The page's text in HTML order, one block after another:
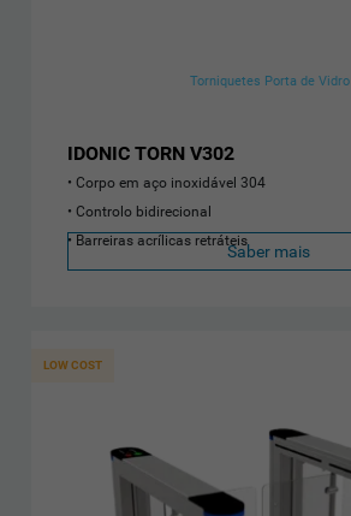
Torniquetes Porta de Vidro
IDONIC TORN V302
Corpo em aço inoxidável 304
Controlo bidirecional
Barreiras acrílicas retráteis
Saber mais
LOW COST